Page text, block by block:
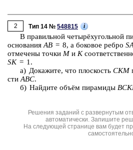
2 Тип 14 № 548815 i
В пра­виль­ной четырёхуголь­ной
ос­но­ва­нияAB = 8, а бо­ко­вое ребро
от­ме­че­ны точки M и K
SK= 1.
а) До­ка­жи­те, что плос­кость CKM
стиABC.
б) Най­ди­те объём пи­ра­ми­ды
Решения заданий с развернутым
автоматически. Запишите
На следующей странице вам будет